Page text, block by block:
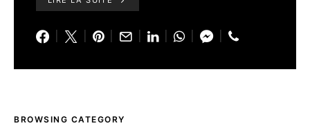
BROWSING CATEGORY